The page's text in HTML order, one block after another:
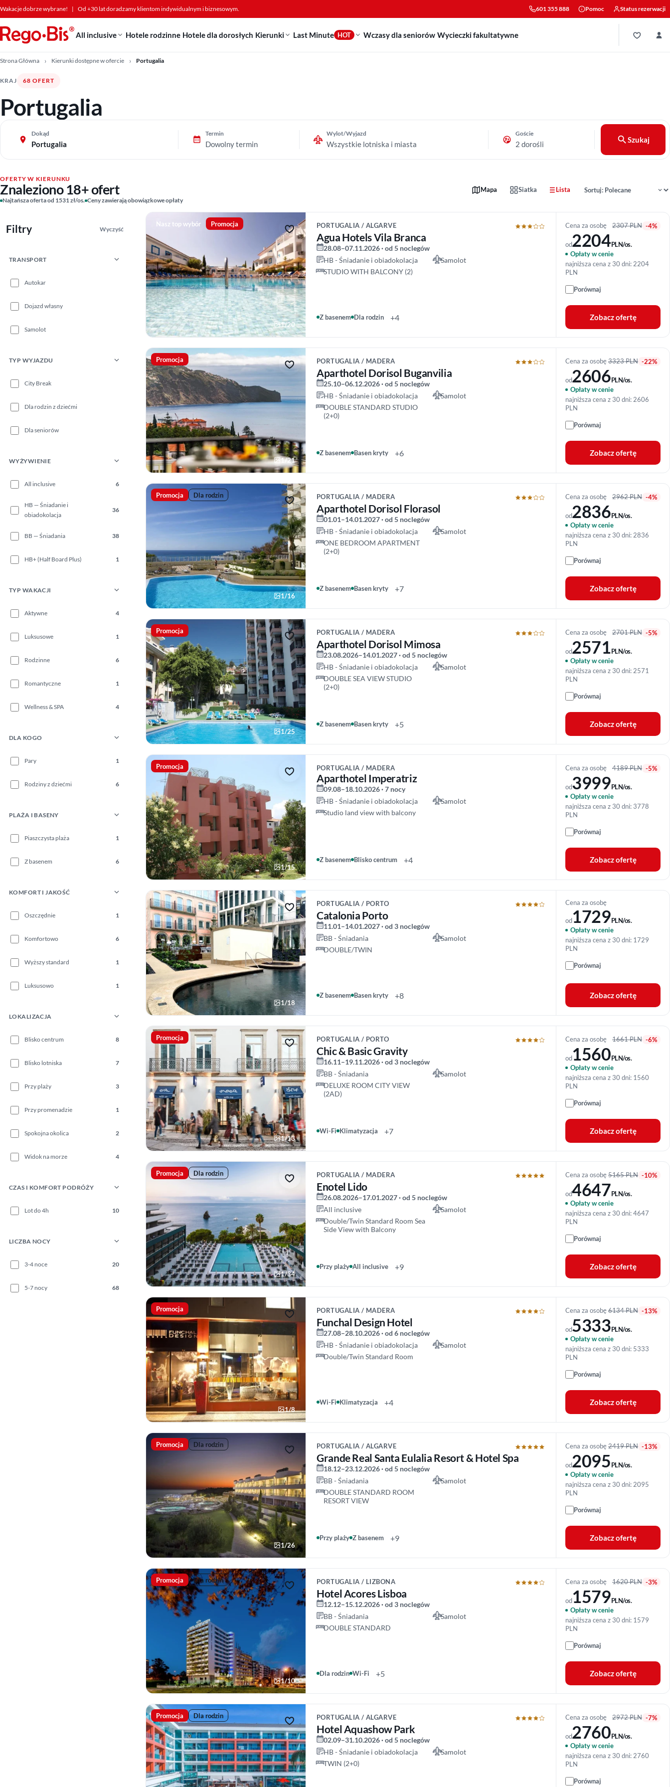
Przejdź do treści
Wakacje dobrze wybrane! | Od +30 lat doradzamy klientom indywidualnym i biznesowym. 601 355 888 Pomoc Status rezerwacji
All inclusive Hotele rodzinne Hotele dla dorosłych Kierunki Last Minute HOT Wczasy dla seniorów Wycieczki fakultatywne
Strona Główna Kierunki dostępne w ofercie Portugalia
KRAJ 68 OFERT
Portugalia
Dokąd
Portugalia
Termin
Dowolny termin
Wylot/Wyjazd
Wszystkie lotniska i miasta
Goście
2 dorośli
Szukaj
OFERTY W KIERUNKU
Znaleziono 18+ ofert
Najtańsza oferta od 1531 zł/os. Ceny zawierają obowiązkowe opłaty
Mapa Siatka Lista
Filtry Wyczyść
TRANSPORT
Autokar
Dojazd własny
Samolot
TYP WYJAZDU
City Break
Dla rodzin z dziećmi
Dla seniorów
WYŻYWIENIE
All inclusive 6
HB — Śniadanie i
obiadokolacja
36
BB — Śniadania 38
HB+ (Half Board Plus) 1
TYP WAKACJI
Aktywne 4
Luksusowe 1
Rodzinne 6
Romantyczne 1
Wellness & SPA 4
DLA KOGO
Pary 1
Rodziny z dziećmi 6
PLAŻA I BASENY
Piaszczysta plaża 1
Z basenem 6
KOMFORT I JAKOŚĆ
Oszczędnie 1
Komfortowo 6
Wyższy standard 1
Luksusowo 1
LOKALIZACJA
Blisko centrum 8
Blisko lotniska 7
Przy plaży 3
Przy promenadzie 1
Spokojna okolica 2
Widok na morze 4
CZAS I KOMFORT PODRÓŻY
Lot do 4h 10
LICZBA NOCY
3-4 noce 20
5-7 nocy 68
Nasz top wybór Promocja
1/20
PORTUGALIA / ALGARVE
Agua Hotels Vila Branca
28.08–07.11.2026 · od 5 noclegów
HB - Śniadanie i obiadokolacja
Samolot
STUDIO WITH BALCONY (2)
Z basenem Dla rodzin +4
Cena za osobę 2307 PLN -4%
od2204PLN/os.
Opłaty w cenie
najniższa cena z 30 dni: 2204
PLN
Porównaj
Zobacz ofertę
Promocja
1/21
PORTUGALIA / MADERA
Aparthotel Dorisol Buganvilia
25.10–06.12.2026 · od 5 noclegów
HB - Śniadanie i obiadokolacja
Samolot
DOUBLE STANDARD STUDIO
(2+0)
Z basenem Basen kryty +6
Cena za osobę3323 PLN -22%
od2606PLN/os.
Opłaty w cenie
najniższa cena z 30 dni: 2606
PLN
Porównaj
Zobacz ofertę
Promocja Dla rodzin
1/16
PORTUGALIA / MADERA
Aparthotel Dorisol Florasol
01.01–14.01.2027 · od 5 noclegów
HB - Śniadanie i obiadokolacja
Samolot
ONE BEDROOM APARTMENT
(2+0)
Z basenem Basen kryty +7
Cena za osobę 2962 PLN -4%
od2836PLN/os.
Opłaty w cenie
najniższa cena z 30 dni: 2836
PLN
Porównaj
Zobacz ofertę
Promocja
1/25
PORTUGALIA / MADERA
Aparthotel Dorisol Mimosa
23.08.2026–14.01.2027 · od 5 noclegów
HB - Śniadanie i obiadokolacja
Samolot
DOUBLE SEA VIEW STUDIO
(2+0)
Z basenem Basen kryty +5
Cena za osobę 2701 PLN -5%
od2571PLN/os.
Opłaty w cenie
najniższa cena z 30 dni: 2571
PLN
Porównaj
Zobacz ofertę
Promocja
1/15
PORTUGALIA / MADERA
Aparthotel Imperatriz
09.08–18.10.2026 · 7 nocy
HB - Śniadanie i obiadokolacja
Samolot
Studio land view with balcony
Z basenem Blisko centrum +4
Cena za osobę 4189 PLN -5%
od3999PLN/os.
Opłaty w cenie
najniższa cena z 30 dni: 3778
PLN
Porównaj
Zobacz ofertę
1/18
PORTUGALIA / PORTO
Catalonia Porto
11.01–14.01.2027 · od 3 noclegów
BB - Śniadania
Samolot
DOUBLE/TWIN
Z basenem Basen kryty +8
Cena za osobę
od1729PLN/os.
Opłaty w cenie
najniższa cena z 30 dni: 1729
PLN
Porównaj
Zobacz ofertę
Promocja
1/13
PORTUGALIA / PORTO
Chic & Basic Gravity
16.11–19.11.2026 · od 3 noclegów
BB - Śniadania
Samolot
DELUXE ROOM CITY VIEW
(2AD)
Wi-Fi Klimatyzacja +7
Cena za osobę 1661 PLN -6%
od1560PLN/os.
Opłaty w cenie
najniższa cena z 30 dni: 1560
PLN
Porównaj
Zobacz ofertę
Promocja Dla rodzin
1/34
PORTUGALIA / MADERA
Enotel Lido
26.08.2026–17.01.2027 · od 5 noclegów
All inclusive
Samolot
Double/Twin Standard Room Sea
Side View with Balcony
Przy plaży All inclusive +9
Cena za osobę5165 PLN -10%
od4647PLN/os.
Opłaty w cenie
najniższa cena z 30 dni: 4647
PLN
Porównaj
Zobacz ofertę
Promocja
1/8
PORTUGALIA / MADERA
Funchal Design Hotel
27.08–28.10.2026 · od 6 noclegów
HB - Śniadanie i obiadokolacja
Samolot
Double/Twin Standard Room
Wi-Fi Klimatyzacja +4
Cena za osobę6134 PLN -13%
od5333PLN/os.
Opłaty w cenie
najniższa cena z 30 dni: 5333
PLN
Porównaj
Zobacz ofertę
Promocja Dla rodzin
1/26
PORTUGALIA / ALGARVE
Grande Real Santa Eulalia Resort & Hotel Spa
18.12–23.12.2026 · od 5 noclegów
BB - Śniadania
Samolot
DOUBLE STANDARD ROOM
RESORT VIEW
Przy plaży Z basenem +9
Cena za osobę2419 PLN -13%
od2095PLN/os.
Opłaty w cenie
najniższa cena z 30 dni: 2095
PLN
Porównaj
Zobacz ofertę
Promocja Dla rodzin
1/10
PORTUGALIA / LIZBONA
Hotel Acores Lisboa
12.12–15.12.2026 · od 3 noclegów
BB - Śniadania
Samolot
DOUBLE STANDARD
Dla rodzin Wi-Fi +5
Cena za osobę 1620 PLN -3%
od1579PLN/os.
Opłaty w cenie
najniższa cena z 30 dni: 1579
PLN
Porównaj
Zobacz ofertę
Promocja Dla rodzin PORTUGALIA / ALGARVE
Hotel Aquashow Park
02.09–31.10.2026 · od 5 noclegów
HB - Śniadanie i obiadokolacja
Samolot
TWIN (2+0)
Cena za osobę 2972 PLN -7%
od2760PLN/os.
Opłaty w cenie
najniższa cena z 30 dni: 2760
PLN
Porównaj